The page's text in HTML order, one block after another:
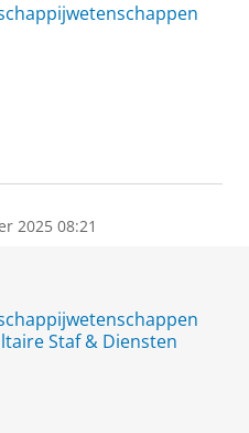
2025 08:21
Staf & Diensten